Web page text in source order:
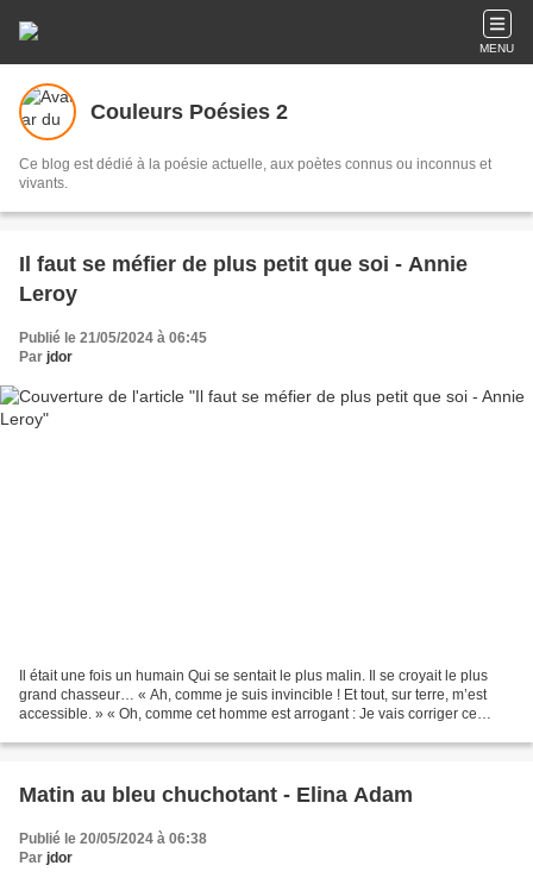
MENU
Couleurs Poésies 2
Ce blog est dédié à la poésie actuelle, aux poètes connus ou inconnus et
vivants.
Il faut se méfier de plus petit que soi - Annie
Leroy
Publié le 21/05/2024 à 06:45
Par jdor
Il était une fois un humain Qui se sentait le plus malin. Il se croyait le plus
grand chasseur… « Ah, comme je suis invincible ! Et tout, sur terre, m’est
accessible. » « Oh, comme cet homme est arrogant : Je vais corriger ce
Matin au bleu chuchotant - Elina Adam
Publié le 20/05/2024 à 06:38
Par jdor